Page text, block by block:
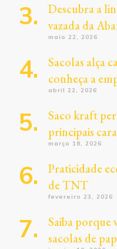
Descubra a
vazada da
maio 22, 2026
Sacolas alça
conheça a
abril 22, 2026
Saco kraft
principais
março 18, 2026
Praticidade
de TNT
fevereiro 23, 2026
Saiba porque
sacolas de